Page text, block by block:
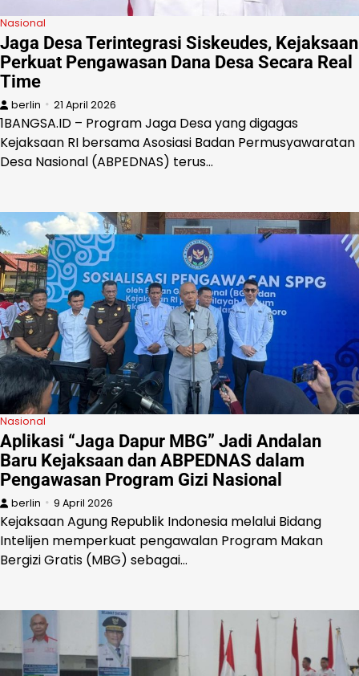
Nasional
Jaga Desa Terintegrasi Siskeudes, Kejaksaan
Perkuat Pengawasan Dana Desa Secara Real
Time
berlin 21 April 2026
1BANGSA.ID – Program Jaga Desa yang digagas
Kejaksaan RI bersama Asosiasi Badan Permusyawaratan
Desa Nasional (ABPEDNAS) terus…
Nasional
Aplikasi “Jaga Dapur MBG” Jadi Andalan
Baru Kejaksaan dan ABPEDNAS dalam
Pengawasan Program Gizi Nasional
berlin 9 April 2026
Kejaksaan Agung Republik Indonesia melalui Bidang
Intelijen memperkuat pengawalan Program Makan
Bergizi Gratis (MBG) sebagai…